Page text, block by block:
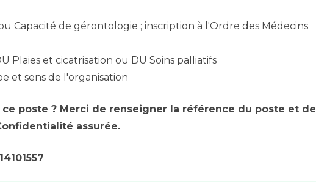
Capacité de gérontologie ; inscription à l'Ordre des Médecins
Plaies et cicatrisation ou DU Soins palliatifs
et sens de l'organisation
poste ? Merci de renseigner la référence du poste et de
assurée.